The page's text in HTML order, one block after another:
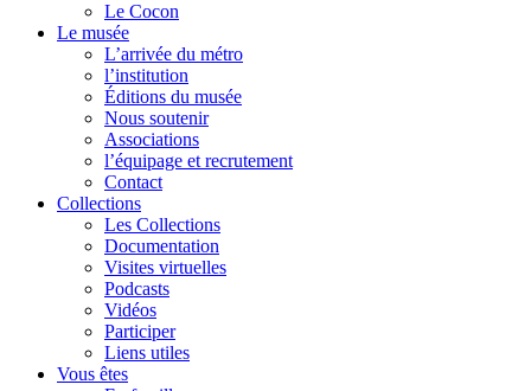
Le Cocon
Le musée
L’arrivée du métro
l’institution
Éditions du musée
Nous soutenir
Associations
l’équipage et recrutement
Contact
Collections
Les Collections
Documentation
Visites virtuelles
Podcasts
Vidéos
Participer
Liens utiles
Vous êtes